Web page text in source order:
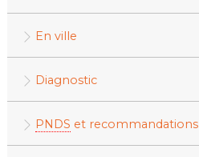
En ville
Diagnostic
PNDS et recommandations